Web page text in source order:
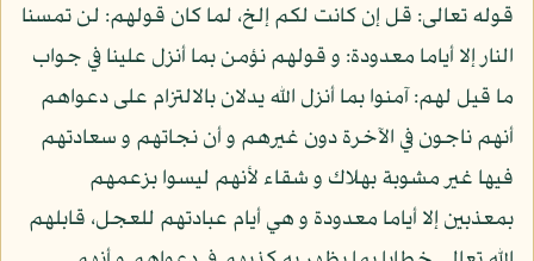
قوله تعالى: قل إن كانت لكم إلخ، لما كان قولهم: لن تمسنا
النار إلا أياما معدودة: و قولهم نؤمن بما أنزل علينا في جواب
ما قيل لهم: آمنوا بما أنزل الله يدلان بالالتزام على دعواهم
أنهم ناجون في الآخرة دون غيرهم و أن نجاتهم و سعادتهم
فيها غير مشوبة بهلاك و شقاء لأنهم ليسوا بزعمهم
بمعذبين إلا أياما معدودة و هي أيام عبادتهم للعجل، قابلهم